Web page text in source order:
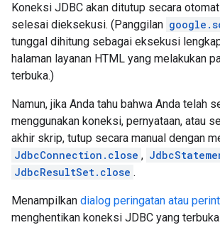
Koneksi JDBC akan ditutup secara
selesai dieksekusi. (Panggilan
tunggal dihitung sebagai eksekusi
halaman layanan HTML yang melakukan
terbuka.)
Namun, jika Anda tahu bahwa Anda telah
menggunakan koneksi, pernyataan, atau
akhir skrip, tutup secara manual dengan
JdbcConnection.close ,
JdbcResultSet.close .
Menampilkan dialog peringatan atau
menghentikan koneksi JDBC yang